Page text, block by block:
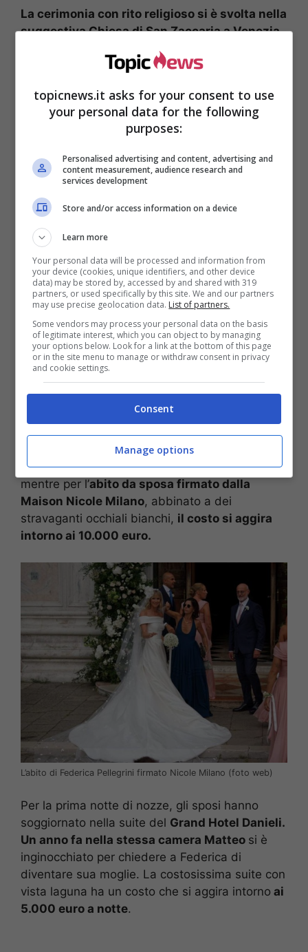
La cerimonia con rito religioso si è svolta nella
suggestiva Chiesa di San Zaccaria a Venezia.
Per il ricevimento, invece, è stato scelto il
JW Marriott Venice Resort & Spa,
lussuosa struttura ricettivasuperlusso si
trova sull’isola delle Rose, dove una camera
, in questo periodo dell’anno,
pianificazione nei minimi dettagli dell’evento è
stata affidata al notowedding planner Enzo
Miccio, costato da solo intorno ai
50mila euro
Per suggellare l’unione, sono state selezionate
dellefedi Damiani,scelte anche dalla nota
influencer Chiara Ferragni per il suo matrimonio.
Le fedi sonocostate circa 4.000 euro l’una,
mentre per l’abito da sposa firmato dalla
Maison Nicole Milano, abbinato a dei
stravaganti occhiali bianchi, il costo si aggira
intorno ai 10.000 euro.
L’abito di Federica Pellegrini firmato Nicole Milano (foto web)
Per la prima notte di nozze, gli sposi hanno
soggiornato nella suite del Grand Hotel Danieli.
Un anno fa nella stessa camera Matteo si è
inginocchiato per chiedere a Federica di
diventare sua moglie. La costosissima suite con
vista laguna ha un costo che si aggira intorno ai
5.000 euro a notte.
topicnews.it asks for your consent to use
your personal data for the following
purposes:
Personalised advertising and content, advertising and
content measurement, audience research and
services development
Store and/or access information on a device
Learn more
Your personal data will be processed and information from
your device (cookies, unique identifiers, and other device
data) may be stored by, accessed by and shared with 319
partners, or used specifically by this site. We and our partners
may use precise geolocation data. List of partners.
Some vendors may process your personal data on the basis
of legitimate interest, which you can object to by managing
your options below. Look for a link at the bottom of this page
or in the site menu to manage or withdraw consent in privacy
and cookie settings.
Consent
Manage options